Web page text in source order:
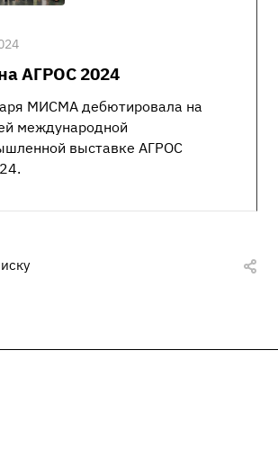
АГРОС 2024
МИСМА дебютировала на
международной
выставке АГРОС